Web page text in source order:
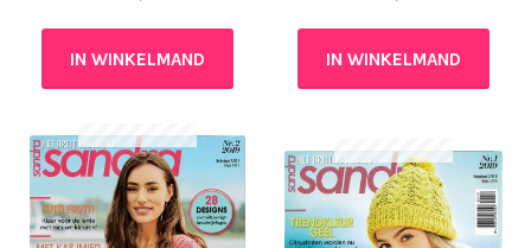
IN WINKELMAND IN WINKELMAND